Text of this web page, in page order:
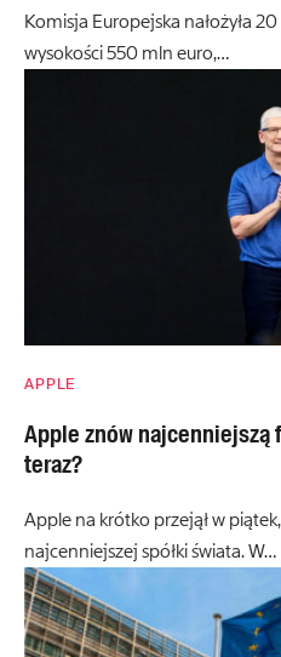
Komisja Europejska nałożyła
wysokości 550 mln euro,…
APPLE
Apple znów najcenniejszą
teraz?
Apple na krótko przejął w
najcenniejszej spółki świata. W…